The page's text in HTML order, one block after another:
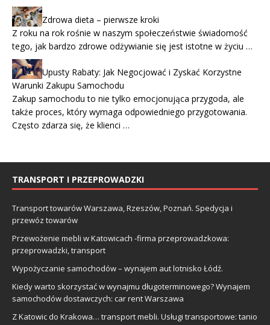
Zdrowa dieta – pierwsze kroki
Z roku na rok rośnie w naszym społeczeństwie świadomość
tego, jak bardzo zdrowe odżywianie się jest istotne w życiu …
Upusty Rabaty: Jak Negocjować i Zyskać Korzystne
Warunki Zakupu Samochodu
Zakup samochodu to nie tylko emocjonująca przygoda, ale
także proces, który wymaga odpowiedniego przygotowania.
Często zdarza się, że klienci …
TRANSPORT I PRZEPROWADZKI
Transport towarów Warszawa, Rzeszów, Poznań. Spedycja i
przewóz towarów
Przewożenie mebli w Katowicach -firma przeprowadzkowa:
przeprowadzki, transport
Wypożyczanie samochodów – wynajem aut lotnisko Łódź.
Kiedy warto skorzystać w wynajmu długoterminowego? Wynajem
samochodów dostawczych: car rent Warszawa
Z Katowic do Krakowa… transport mebli. Usługi transportowe: tanio